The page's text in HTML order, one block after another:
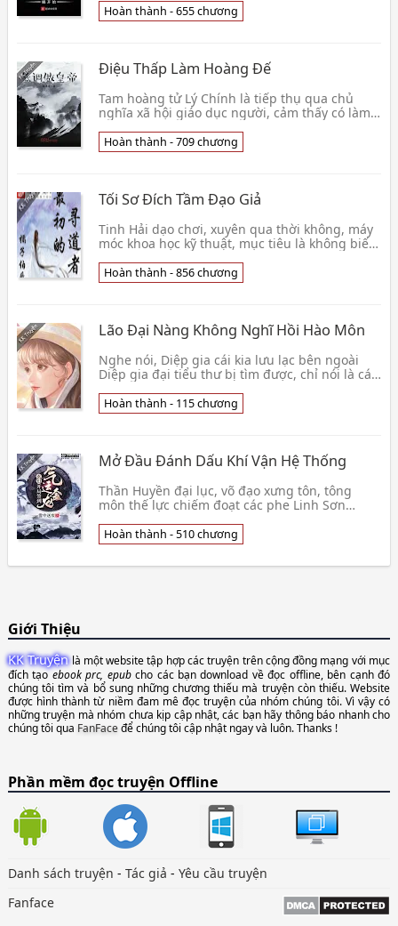
tung hoành, xe👦 Già Thái Cơ Đích Thất Lạc
Hoàn thành - 655 chương
Điệu Thấp Làm Hoàng Đế
Tam hoàng tử Lý Chính là tiếp thụ qua chủ
nghĩa xã hội giáo dục người, cảm thấy có làm
Nhưng là hắn c👦 Tùy Ngộ Giả
Hoàn thành - 709 chương
Tối Sơ Đích Tầm Đạo Giả
Tinh Hải dạo chơi, xuyên qua thời không, máy
móc khoa học kỹ thuật, mục tiêu là không biết
là👦 Quất Tử Bá Tước
Hoàn thành - 856 chương
Lão Đại Nàng Không Nghĩ Hồi Hào Môn
Nghe nói, Diệp gia cái kia lưu lạc bên ngoài
Diệp gia đại tiểu thư bị tìm được, chỉ nói là cái
👦 Mộng. Thiên Hàng
Hoàn thành - 115 chương
Mở Đầu Đánh Dấu Khí Vận Hệ Thống
Thần Huyền đại lục, võ đạo xưng tôn, tông
môn thế lực chiếm đoạt các phe Linh Sơn
các đại Ho👦 An Thiên Mệnh
Hoàn thành - 510 chương
Giới Thiệu
KK Truyệnlà một website tập hợp các truyện trên cộng đồng mạng với mục
đích tạoebook prc, epubcho các bạn download về đọc offline, bên cạnh đó
chúng tôi tìm và bổ sung những chương thiếu mà truyện còn thiếu. Website
được hình thành từ niềm đam mê đọc truyện của nhóm chúng tôi. Vì vậy có
những truyện mà nhóm chưa kịp cập nhật, các bạn hãy thông báo nhanh cho
chúng tôi qua FanFaceđể chúng tôi cập nhật ngay và luôn. Thanks !
Phần mềm đọc truyện Offline
Danh sách truyện - Tác giả - Yêu cầu truyện
Fanface